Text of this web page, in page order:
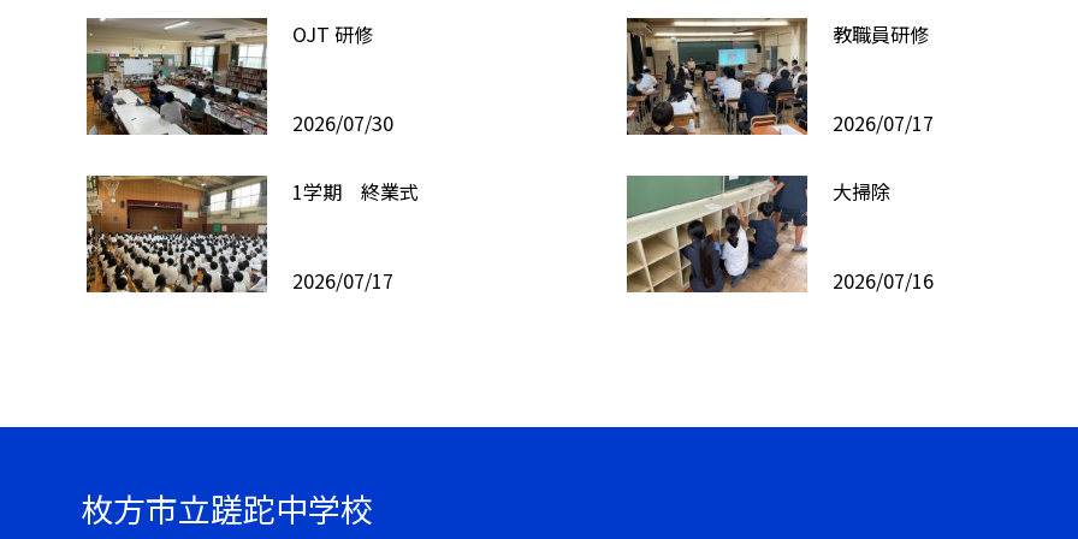
OJT 研修
2026/07/30
教職員研修
2026/07/17
1学期 終業式
2026/07/17
大掃除
2026/07/16
枚方市立蹉跎中学校